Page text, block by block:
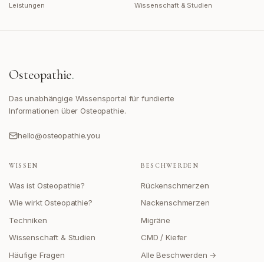
Leistungen Wissenschaft & Studien
Osteopathie.
Das unabhängige Wissensportal für fundierte
Informationen über Osteopathie.
hello@osteopathie.you
WISSEN
Was ist Osteopathie?
Wie wirkt Osteopathie?
Techniken
Wissenschaft & Studien
Häufige Fragen
BESCHWERDEN
Rückenschmerzen
Nackenschmerzen
Migräne
CMD / Kiefer
Alle Beschwerden →